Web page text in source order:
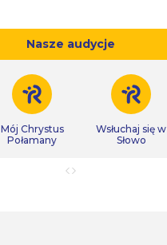
Nasze audycje
Mój Chrystus
Połamany
Wsłuchaj się w
Słowo